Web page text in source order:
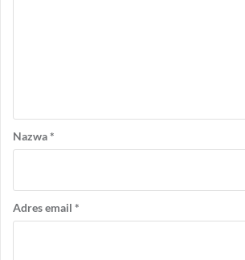
Nazwa*
Adres email *